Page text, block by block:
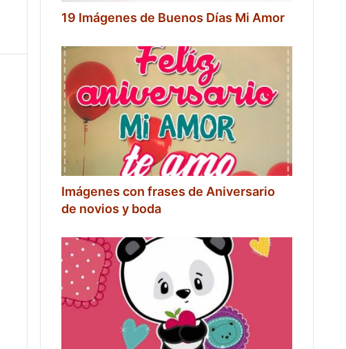
19 Imágenes de Buenos Días Mi Amor
Imágenes con frases de Aniversario
de novios y boda